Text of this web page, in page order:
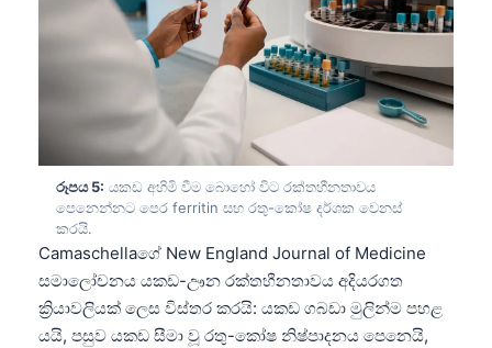
රූපය 5: යකඩ අහිමි වීම බොහෝ විට රක්තහීනතාවය
පෙනෙන්නට පෙර ferritin සහ රතු-කෝෂ දර්ශක වෙනස්
කරයි.
Camaschellaගේ New England Journal of Medicine
සමාලෝචනය යකඩ-ඌන රක්තහීනතාවය අදියරගත
ක්‍රියාවලියක් ලෙස විස්තර කරයි: යකඩ ගබඩා මුලින්ම පහළ
යයි, පසුව යකඩ සීමා වූ රතු-කෝෂ නිෂ්පාදනය පෙනෙයි,